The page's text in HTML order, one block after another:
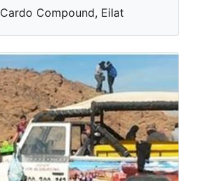
Compound, Eilat